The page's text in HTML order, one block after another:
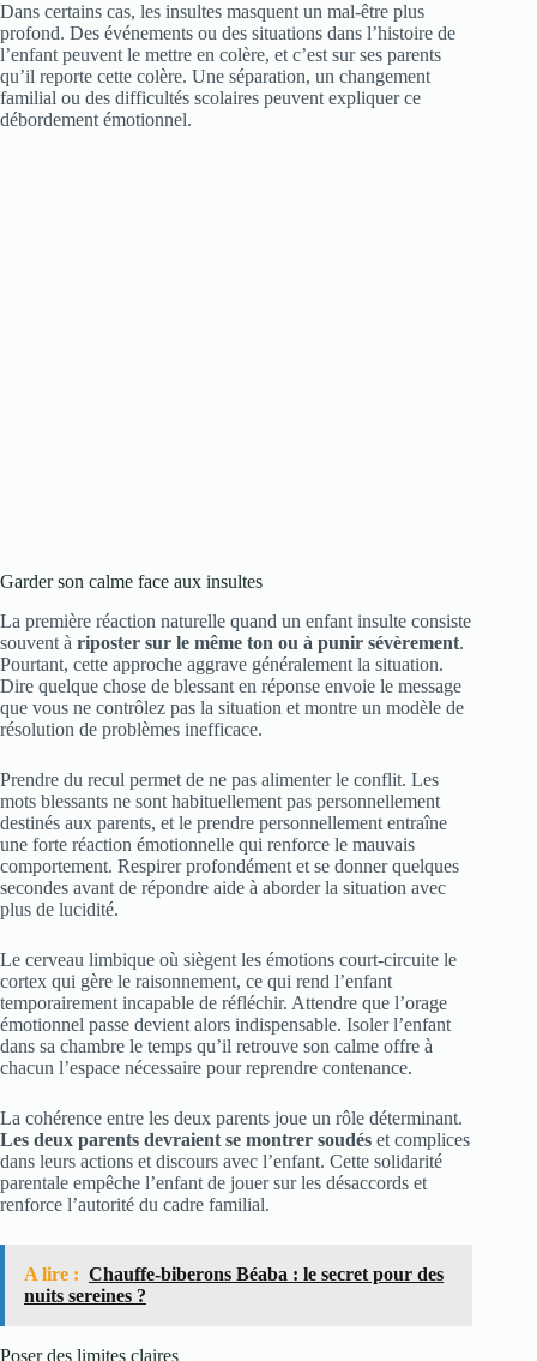
Dans certains cas, les insultes masquent un mal-être plus
profond. Des événements ou des situations dans l’histoire de
l’enfant peuvent le mettre en colère, et c’est sur ses parents
qu’il reporte cette colère. Une séparation, un changement
familial ou des difficultés scolaires peuvent expliquer ce
débordement émotionnel.
Garder son calme face aux insultes
La première réaction naturelle quand un enfant insulte consiste
souvent à riposter sur le même ton ou à punir sévèrement.
Pourtant, cette approche aggrave généralement la situation.
Dire quelque chose de blessant en réponse envoie le message
que vous ne contrôlez pas la situation et montre un modèle de
résolution de problèmes inefficace.
Prendre du recul permet de ne pas alimenter le conflit. Les
mots blessants ne sont habituellement pas personnellement
destinés aux parents, et le prendre personnellement entraîne
une forte réaction émotionnelle qui renforce le mauvais
comportement. Respirer profondément et se donner quelques
secondes avant de répondre aide à aborder la situation avec
plus de lucidité.
Le cerveau limbique où siègent les émotions court-circuite le
cortex qui gère le raisonnement, ce qui rend l’enfant
temporairement incapable de réfléchir. Attendre que l’orage
émotionnel passe devient alors indispensable. Isoler l’enfant
dans sa chambre le temps qu’il retrouve son calme offre à
chacun l’espace nécessaire pour reprendre contenance.
La cohérence entre les deux parents joue un rôle déterminant.
Les deux parents devraient se montrer soudés et complices
dans leurs actions et discours avec l’enfant. Cette solidarité
parentale empêche l’enfant de jouer sur les désaccords et
renforce l’autorité du cadre familial.
A lire : Chauffe-biberons Béaba : le secret pour des
nuits sereines ?
Poser des limites claires